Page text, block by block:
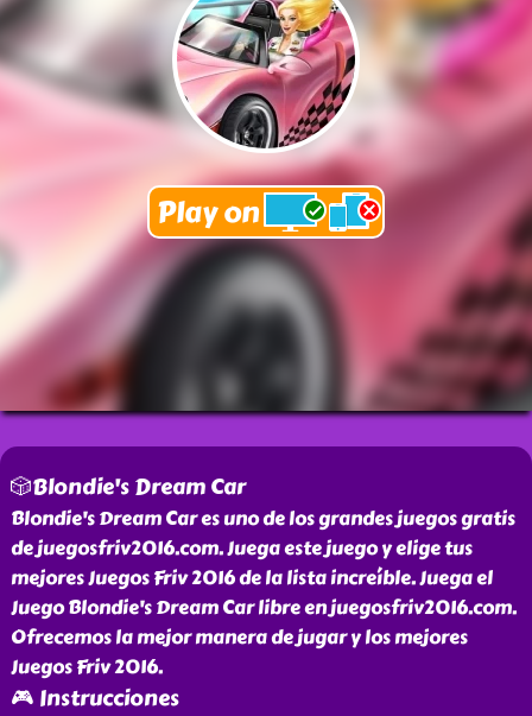
🎲Blondie's Dream Car
Blondie's Dream Car es uno de los grandes juegos gratis
de juegosfriv2016.com. Juega este juego y elige tus
mejores Juegos Friv 2016 de la lista increíble. Juega el
Juego Blondie's Dream Car libre en juegosfriv2016.com.
Ofrecemos la mejor manera de jugar y los mejores
Juegos Friv 2016.
🎮 Instrucciones